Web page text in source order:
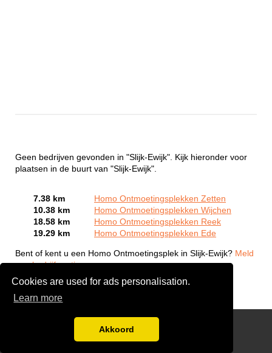
Cookies are used for ads personalisation.
Learn more
Akkoord
Geen bedrijven gevonden in "Slijk-Ewijk". Kijk hieronder voor
plaatsen in de buurt van "Slijk-Ewijk".
7.38 km
Homo Ontmoetingsplekken Zetten
10.38 km
Homo Ontmoetingsplekken Wijchen
18.58 km
Homo Ontmoetingsplekken Reek
19.29 km
Homo Ontmoetingsplekken Ede
Bent of kent u een Homo Ontmoetingsplek in Slijk-Ewijk? Meld
een bedrijf gratis aan